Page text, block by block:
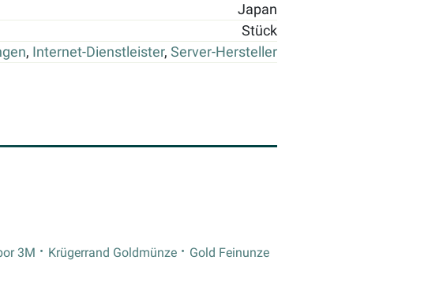
Japan
Stück
, Internet-Dienstleister, Server-Hersteller
3M Krügerrand Goldmünze
Gold Feinunze